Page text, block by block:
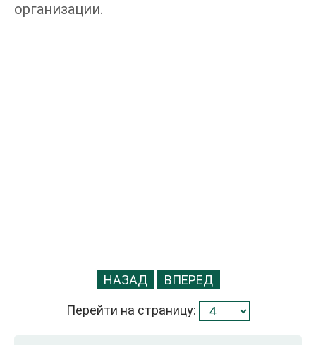
организации.
НАЗАД ВПЕРЕД
Перейти на страницу: